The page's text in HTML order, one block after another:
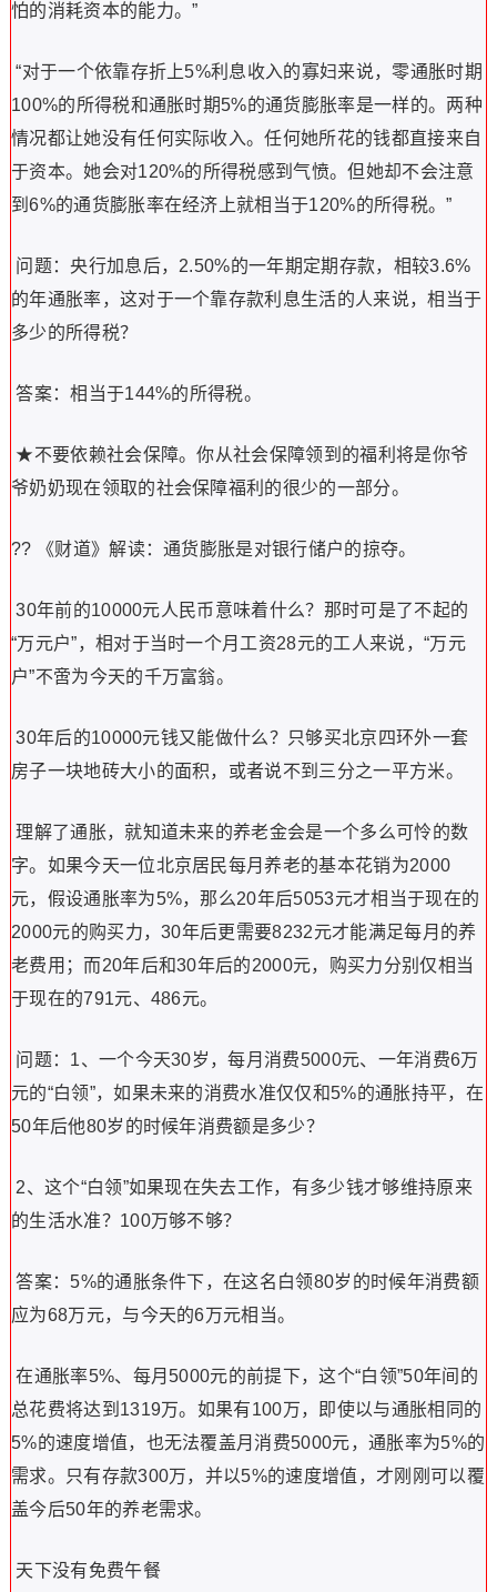
怕的消耗资本的能力。”
“对于一个依靠存折上5%利息收入的寡妇来说，零通胀时期
100%的所得税和通胀时期5%的通货膨胀率是一样的。两种
情况都让她没有任何实际收入。任何她所花的钱都直接来自
于资本。她会对120%的所得税感到气愤。但她却不会注意
到6%的通货膨胀率在经济上就相当于120%的所得税。”
问题：央行加息后，2.50%的一年期定期存款，相较3.6%
的年通胀率，这对于一个靠存款利息生活的人来说，相当于
多少的所得税？
答案：相当于144%的所得税。
★不要依赖社会保障。你从社会保障领到的福利将是你爷
爷奶奶现在领取的社会保障福利的很少的一部分。
?? 《财道》解读：通货膨胀是对银行储户的掠夺。
30年前的10000元人民币意味着什么？那时可是了不起的
“万元户”，相对于当时一个月工资28元的工人来说，“万元
户”不啻为今天的千万富翁。
30年后的10000元钱又能做什么？只够买北京四环外一套
房子一块地砖大小的面积，或者说不到三分之一平方米。
理解了通胀，就知道未来的养老金会是一个多么可怜的数
字。如果今天一位北京居民每月养老的基本花销为2000
元，假设通胀率为5%，那么20年后5053元才相当于现在的
2000元的购买力，30年后更需要8232元才能满足每月的养
老费用；而20年后和30年后的2000元，购买力分别仅相当
于现在的791元、486元。
问题：1、一个今天30岁，每月消费5000元、一年消费6万
元的“白领”，如果未来的消费水准仅仅和5%的通胀持平，在
50年后他80岁的时候年消费额是多少？
2、这个“白领”如果现在失去工作，有多少钱才够维持原来
的生活水准？100万够不够？
答案：5%的通胀条件下，在这名白领80岁的时候年消费额
应为68万元，与今天的6万元相当。
在通胀率5%、每月5000元的前提下，这个“白领”50年间的
总花费将达到1319万。如果有100万，即使以与通胀相同的
5%的速度增值，也无法覆盖月消费5000元，通胀率为5%的
需求。只有存款300万，并以5%的速度增值，才刚刚可以覆
盖今后50年的养老需求。
天下没有免费午餐